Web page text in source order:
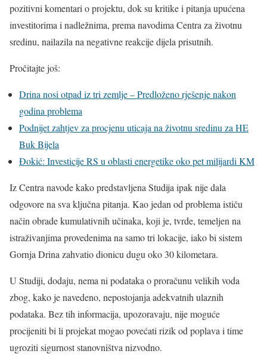
pozitivni komentari o projektu, dok su kritike i pitanja upućena
investitorima i nadležnima, prema navodima Centra za životnu
sredinu, nailazila na negativne reakcije dijela prisutnih.
Pročitajte još:
Drina nosi otpad iz tri zemlje – Predloženo rješenje nakon
godina problema
Podnijet zahtjev za procjenu uticaja na životnu sredinu za HE
Buk Bijela
Đokić: Investicije RS u oblasti energetike oko pet milijardi KM
Iz Centra navode kako predstavljena Studija ipak nije dala
odgovore na sva ključna pitanja. Kao jedan od problema ističu
način obrade kumulativnih učinaka, koji je, tvrde, temeljen na
istraživanjima provedenima na samo tri lokacije, iako bi sistem
Gornja Drina zahvatio dionicu dugu oko 30 kilometara.
U Studiji, dodaju, nema ni podataka o proračunu velikih voda
zbog, kako je navedeno, nepostojanja adekvatnih ulaznih
podataka. Bez tih informacija, upozoravaju, nije moguće
procijeniti bi li projekat mogao povećati rizik od poplava i time
ugroziti sigurnost stanovništva nizvodno.